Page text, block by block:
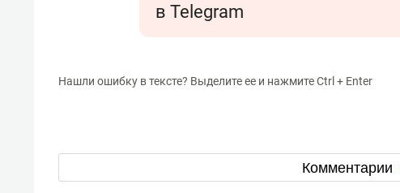
в Telegram
Нашли ошибку в тексте? Выделите ее и нажмите Ctrl + Enter
Комментарии